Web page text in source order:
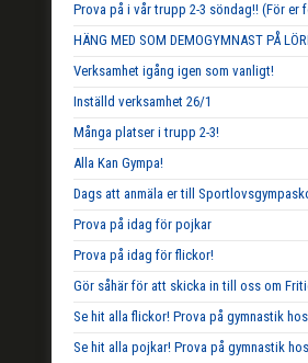
Prova på i vår trupp 2-3 söndag!! (För er
HÄNG MED SOM DEMOGYMNAST PÅ
Verksamhet igång igen som vanligt!
Inställd verksamhet 26/1
Många platser i trupp 2-3!
Alla Kan Gympa!
Dags att anmäla er till
Prova på idag för pojkar
Prova på idag för flickor!
Gör såhär för att skicka in till oss om
Se hit alla flickor! Prova på gymnastik
Se hit alla pojkar! Prova på gymnastik